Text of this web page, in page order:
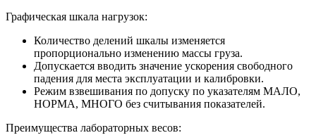
Графическая шкала нагрузок:
Количество делений шкалы изменяется
пропорционально изменению массы груза.
Допускается вводить значение ускорения свободного
падения для места эксплуатации и калибровки.
Режим взвешивания по допуску по указателям МАЛО,
НОРМА, МНОГО без считывания показателей.
Преимущества лабораторных весов: